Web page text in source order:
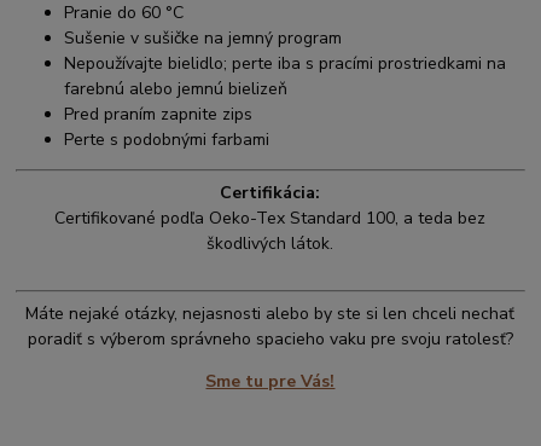
Pranie do 60 °C
Sušenie v sušičke na jemný program
Nepoužívajte bielidlo; perte iba s pracími prostriedkami na
farebnú alebo jemnú bielizeň
Pred praním zapnite zips
Perte s podobnými farbami
Certifikácia:
Certifikované podľa Oeko-Tex Standard 100, a teda bez
škodlivých látok.
Máte nejaké otázky, nejasnosti alebo by ste si len chceli nechať
poradiť s výberom správneho spacieho vaku pre svoju ratolesť?
Sme tu pre Vás!